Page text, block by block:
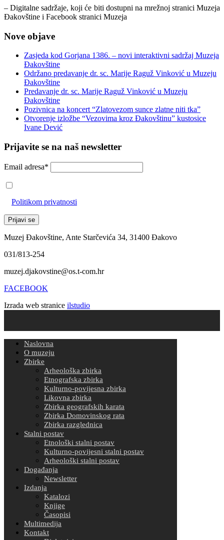
– Digitalne sadržaje, koji će biti dostupni na mrežnoj stranici Muzeja
Đakovštine i Facebook stranici Muzeja
Nove objave
Zasjeda kod Gorjana 1386. – novi interaktivni sadržaj Muzeja
Đakovštine
Održano predavanje dr. sc. Marije Raguž Vinković u Muzeju
Đakovštine
Predavanje dr. sc. Marije Raguž Vinković u Muzeju
Đakovštine
Pozivnica na koncert “Zlatovezom sunce zlatne niti tka”
Otvorenje izložbe “Vezovima kroz Đakovštinu” kustosice
Ivane Dević
Prijavite se na naš newsletter
Email adresa*
Politikom privatnosti
Muzej Đakovštine, Ante Starčevića 34, 31400 Đakovo
031/813-254
muzej.djakovstine@os.t-com.hr
FACEBOOK
Izrada web stranice ilstudio
Naslovna
O muzeju
Zbirke
Arheološka zbirka
Etnografska zbirka
Kulturno-povijesna zbirka
Likovna zbirka
Zbirka geografskih karata
Zbirka Domovinskog rata
Zbirka razglednica
Stalni postav
Etnološki stalni postav
Kulturno-povijesni stalni postav
Arheološki stalni postav
Događanja
Newsletter
Izdanja
Katalozi
Knjige
Časopisi
Multimedija
Kontakt